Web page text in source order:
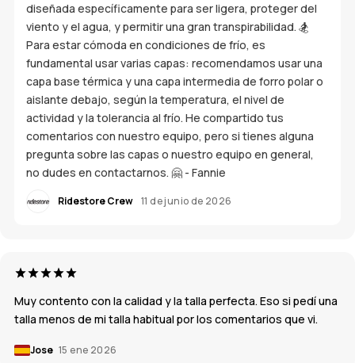
diseñada específicamente para ser ligera, proteger del
viento y el agua, y permitir una gran transpirabilidad. 🏂
Para estar cómoda en condiciones de frío, es
fundamental usar varias capas: recomendamos usar una
capa base térmica y una capa intermedia de forro polar o
aislante debajo, según la temperatura, el nivel de
actividad y la tolerancia al frío. He compartido tus
comentarios con nuestro equipo, pero si tienes alguna
pregunta sobre las capas o nuestro equipo en general,
no dudes en contactarnos. 🤗 - Fannie
Ridestore Crew 11 de junio de 2026
Muy contento con la calidad y la talla perfecta. Eso si pedí una
talla menos de mi talla habitual por los comentarios que vi.
Jose 15 ene 2026